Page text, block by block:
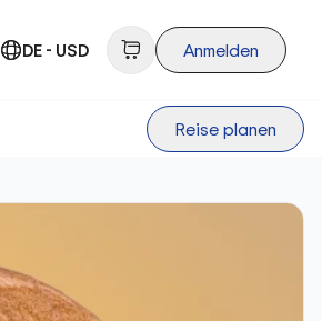
DE - USD Anmelden
Reise planen